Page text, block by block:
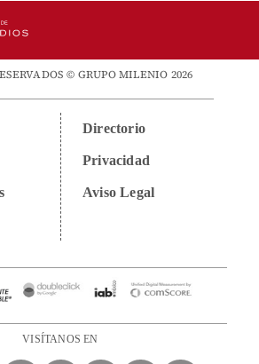
© GRUPO MILENIO 2026
Directorio
Privacidad
Aviso Legal
VISÍTANOS EN